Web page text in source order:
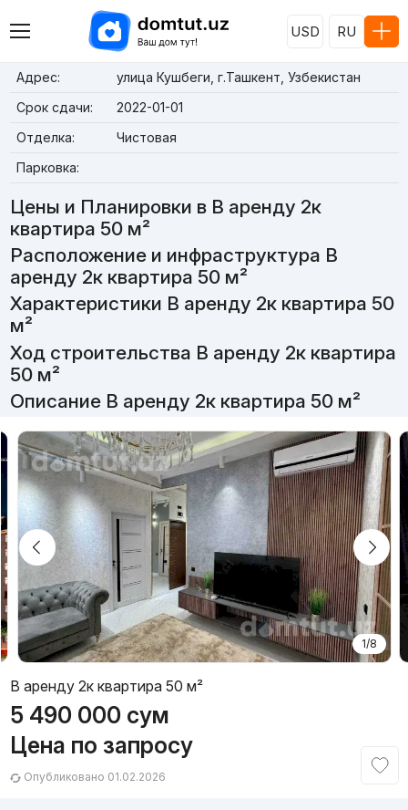
USD RU
Адрес:
улица Кушбеги, г.Ташкент, Узбекистан
Срок сдачи:
2022-01-01
Отделка:
Чистовая
Парковка:
Цены и Планировки в В аренду 2к
квартира 50 м²
Расположение и инфраструктура В
аренду 2к квартира 50 м²
Характеристики В аренду 2к квартира 50
м²
Ход строительства В аренду 2к квартира
50 м²
Описание В аренду 2к квартира 50 м²
1/8
В аренду 2к квартира 50 м²
5 490 000 сум
Цена по запросу
Опубликовано 01.02.2026